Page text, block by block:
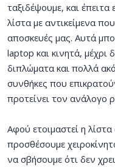
ταξιδέψουμε, και έπειτα
λίστα με αντικείμενα
αποσκευές μας. Αυτά
laptop και κινητά, μέχρι
διπλώματα και πολλά
συνθήκες που
προτείνει τον ανάλογο
Αφού ετοιμαστεί η
προσθέσουμε
να σβήσουμε ότι δεν